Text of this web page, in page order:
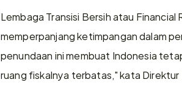
Lembaga Transisi Bersih atau
memperpanjang ketimpangan dalam
penundaan ini membuat Indonesia
ruang fiskalnya terbatas," kata Direktur